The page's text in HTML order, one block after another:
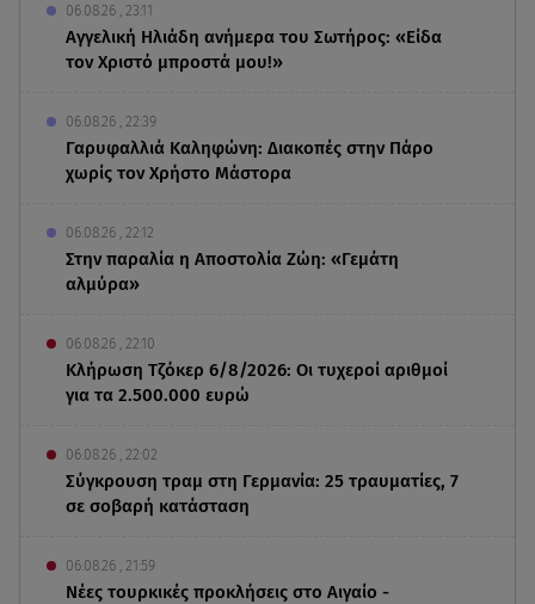
06.08.26 , 23:11
Αγγελική Ηλιάδη ανήμερα του Σωτήρος: «Είδα
τον Χριστό μπροστά μου!»
06.08.26 , 22:39
Γαρυφαλλιά Καληφώνη: Διακοπές στην Πάρο
χωρίς τον Χρήστο Μάστορα
06.08.26 , 22:12
Στην παραλία η Αποστολία Ζώη: «Γεμάτη
αλμύρα»
06.08.26 , 22:10
Κλήρωση Τζόκερ 6/8/2026: Οι τυχεροί αριθμοί
για τα 2.500.000 ευρώ
06.08.26 , 22:02
Σύγκρουση τραμ στη Γερμανία: 25 τραυματίες, 7
σε σοβαρή κατάσταση
06.08.26 , 21:59
Νέες τουρκικές προκλήσεις στο Αιγαίο -